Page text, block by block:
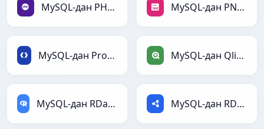
MySQL-дан PHP-ға MySQL-дан PNG-ға
MySQL-дан Protobuf-ға MySQL-дан Qlik-ға
MySQL-дан RDataFrame-ға MySQL-дан RDF-ға